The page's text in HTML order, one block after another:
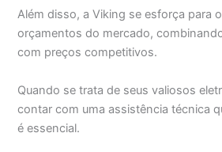
Além disso, a Viking se esforça para
orçamentos do mercado,
com preços competitivos.
Quando se trata de seus valiosos
contar com uma assistência técnica
é essencial.